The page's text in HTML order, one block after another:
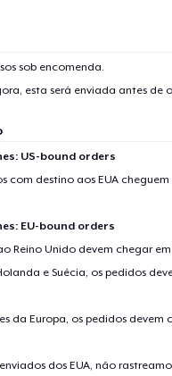
sob encomenda.
esta será enviada antes de
US-bound orders
com destino aos EUA
EU-bound orders
Reino Unido devem chegar
e Suécia, os pedidos
da Europa, os pedidos devem
dos EUA, não